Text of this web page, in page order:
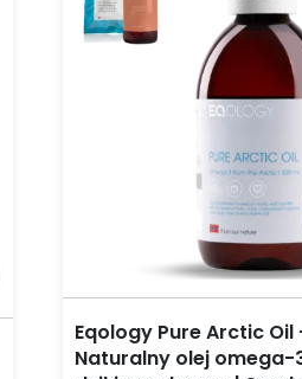
Eqology Pure Arctic Oil
Naturalny olej omega-